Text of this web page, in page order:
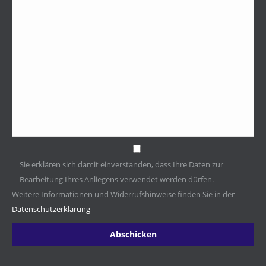
Sie erklären sich damit einverstanden, dass Ihre Daten zur
Bearbeitung Ihres Anliegens verwendet werden dürfen.
Weitere Informationen und Widerrufshinweise finden Sie in der
Datenschutzerklärung